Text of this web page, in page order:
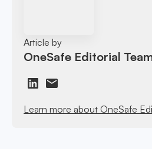
Article by
OneSafe Editorial
Learn more about OneSafe